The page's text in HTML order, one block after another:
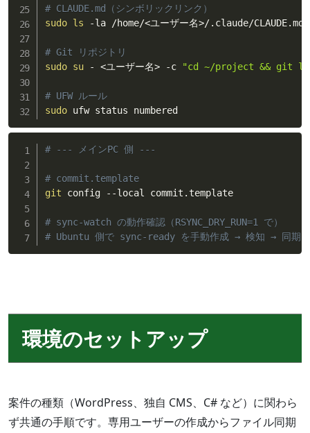
# CLAUDE.md（シンボリックリンク）
sudo ls -la /home/<ユーザー名>/.claude/CLAUDE.md
# Git リポジトリ
sudo su - <ユーザー名> -c "cd ~/project && git
# UFW ルール
sudo ufw status numbered
# --- メインPC 側 ---
# commit.template
git config --local commit.template
# sync-watch の動作確認（RSYNC_DRY_RUN=1 で）
# Ubuntu 側で sync-ready を手動作成 → 検知 → 同期
環境のセットアップ
案件の種類（WordPress、独自 CMS、C# など）に関わら
ず共通の手順です。専用ユーザーの作成からファイル同期